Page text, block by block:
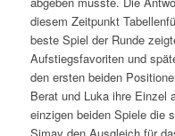
diesem Zeitpunkt
beste Spiel der Runde
Aufstiegsfavoriten und
den ersten beiden
Berat und Luka ihre Einzel
einzigen beiden Spiele die
Simay den Ausgleich für